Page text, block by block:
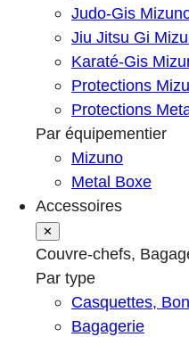
Judo-Gis
Jiu Jitsu Gi
Karaté-Gis
Protections
Protections
Par équipementier
Mizuno
Metal Boxe
Accessoires
✕
Couvre-chefs,
Par type
Casquettes,
Bagagerie